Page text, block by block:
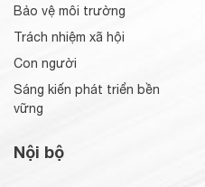
Bảo vệ môi trường
Trách nhiệm xã hội
Con người
Sáng kiến phát triển bền
vững
Nội bộ